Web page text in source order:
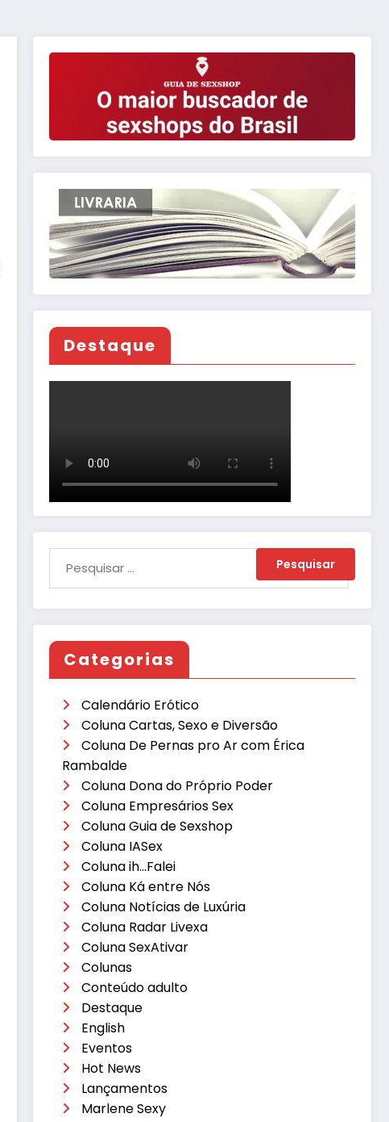
Destaque
Categorias
Calendário Erótico
Coluna Cartas, Sexo e Diversão
Coluna De Pernas pro Ar com Érica
Rambalde
Coluna Dona do Próprio Poder
Coluna Empresários Sex
Coluna Guia de Sexshop
Coluna IASex
Coluna ih…Falei
Coluna Ká entre Nós
Coluna Notícias de Luxúria
Coluna Radar Livexa
Coluna SexAtivar
Colunas
Conteúdo adulto
Destaque
English
Eventos
Hot News
Lançamentos
Marlene Sexy